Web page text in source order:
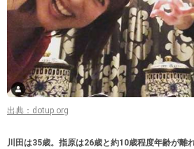
出典：dotup.org
川田は35歳。指原は26歳と約10歳程度年齢が離